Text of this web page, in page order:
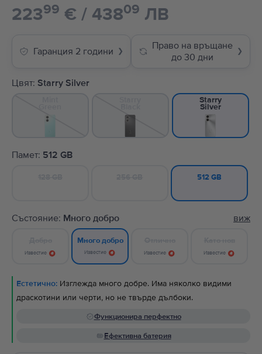
22399 € / 43809 ЛВ
Гаранция 2 години ❯
Право на връщане
до 30 дни
❯
Цвят: Starry Silver
Starry
Silver
Памет: 512 GB
512 GB
Състояние: Много добро виж
Известие
Много добро
Известие Известие Известие
Естетично: Изглежда много добре. Има няколко видими
драскотини или черти, но не твърде дълбоки.
Функционира перфектно
Ефективна батерия